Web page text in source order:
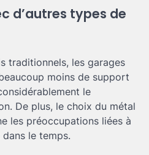
d’autres types de
traditionnels, les garages
moins de support
le
De plus, le choix du métal
les préoccupations liées à
dans le temps.